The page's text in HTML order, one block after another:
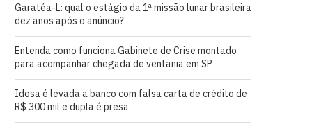
Garatéa-L: qual o estágio da 1ª missão lunar brasileira
dez anos após o anúncio?
Entenda como funciona Gabinete de Crise montado
para acompanhar chegada de ventania em SP
Idosa é levada a banco com falsa carta de crédito de
R$ 300 mil e dupla é presa